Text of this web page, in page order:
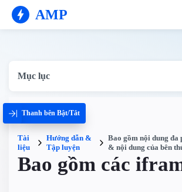
AMP
Mục lục
Thanh bên Bật/Tắt
Tài
liệu
Hướng dẫn &
Tập luyện
Bao gồm nội dung
& nội dung của bên
Bao gồm các